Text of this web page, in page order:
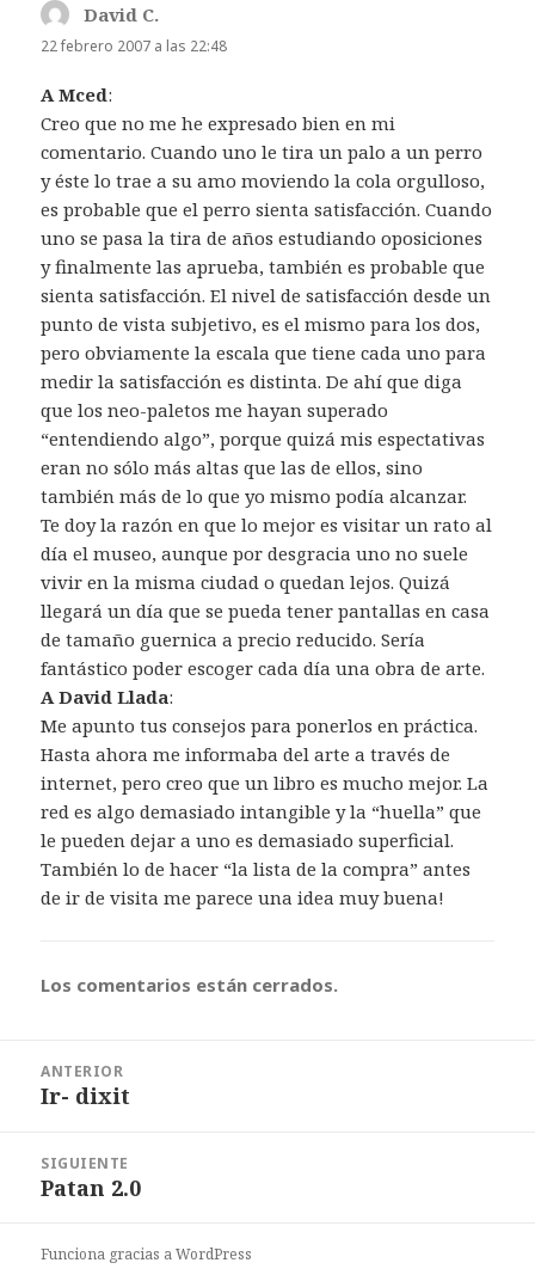
David C.
22 febrero 2007 a las 22:48
A Mced:
Creo que no me he expresado bien en mi
comentario. Cuando uno le tira un palo a un perro
y éste lo trae a su amo moviendo la cola orgulloso,
es probable que el perro sienta satisfacción. Cuando
uno se pasa la tira de años estudiando oposiciones
y finalmente las aprueba, también es probable que
sienta satisfacción. El nivel de satisfacción desde un
punto de vista subjetivo, es el mismo para los dos,
pero obviamente la escala que tiene cada uno para
medir la satisfacción es distinta. De ahí que diga
que los neo-paletos me hayan superado
“entendiendo algo”, porque quizá mis espectativas
eran no sólo más altas que las de ellos, sino
también más de lo que yo mismo podía alcanzar.
Te doy la razón en que lo mejor es visitar un rato al
día el museo, aunque por desgracia uno no suele
vivir en la misma ciudad o quedan lejos. Quizá
llegará un día que se pueda tener pantallas en casa
de tamaño guernica a precio reducido. Sería
fantástico poder escoger cada día una obra de arte.
A David Llada:
Me apunto tus consejos para ponerlos en práctica.
Hasta ahora me informaba del arte a través de
internet, pero creo que un libro es mucho mejor. La
red es algo demasiado intangible y la “huella” que
le pueden dejar a uno es demasiado superficial.
También lo de hacer “la lista de la compra” antes
de ir de visita me parece una idea muy buena!
Los comentarios están cerrados.
entradas
ANTERIOR
Entrada
Ir- dixit
SIGUIENTE
Entrada
Patan 2.0
Funciona gracias a WordPress